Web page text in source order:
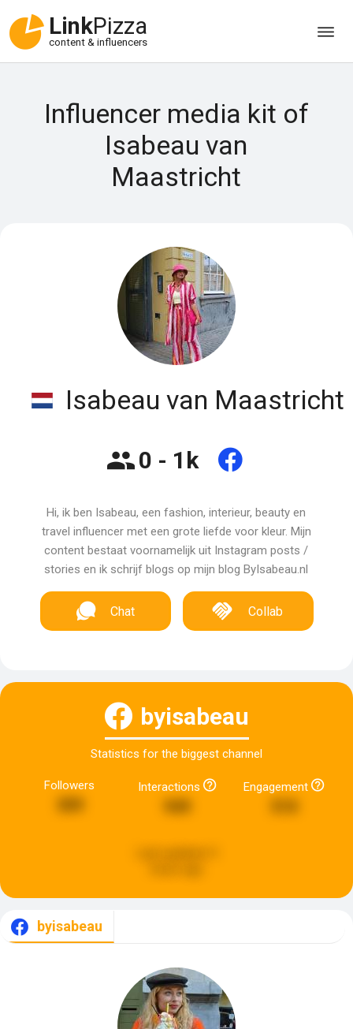
LinkPizza
content & influencers
Influencer media kit of
Isabeau van
Maastricht
Isabeau van Maastricht
0 - 1k
Hi, ik ben Isabeau, een fashion, interieur, beauty en
travel influencer met een grote liefde voor kleur. Mijn
content bestaat voornamelijk uit Instagram posts /
stories en ik schrijf blogs op mijn blog ByIsabeau.nl
Chat Collab
byisabeau
Statistics for the biggest channel
Followers Interactions Engagement
byisabeau